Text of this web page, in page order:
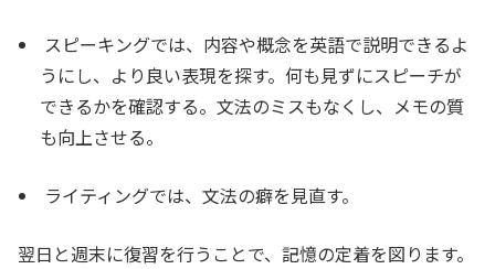
スピーキングでは、内容や概念を英語で説明できるよ
うにし、より良い表現を探す。何も見ずにスピーチが
できるかを確認する。文法のミスもなくし、メモの質
も向上させる。
ライティングでは、文法の癖を見直す。
翌日と週末に復習を行うことで、記憶の定着を図ります。